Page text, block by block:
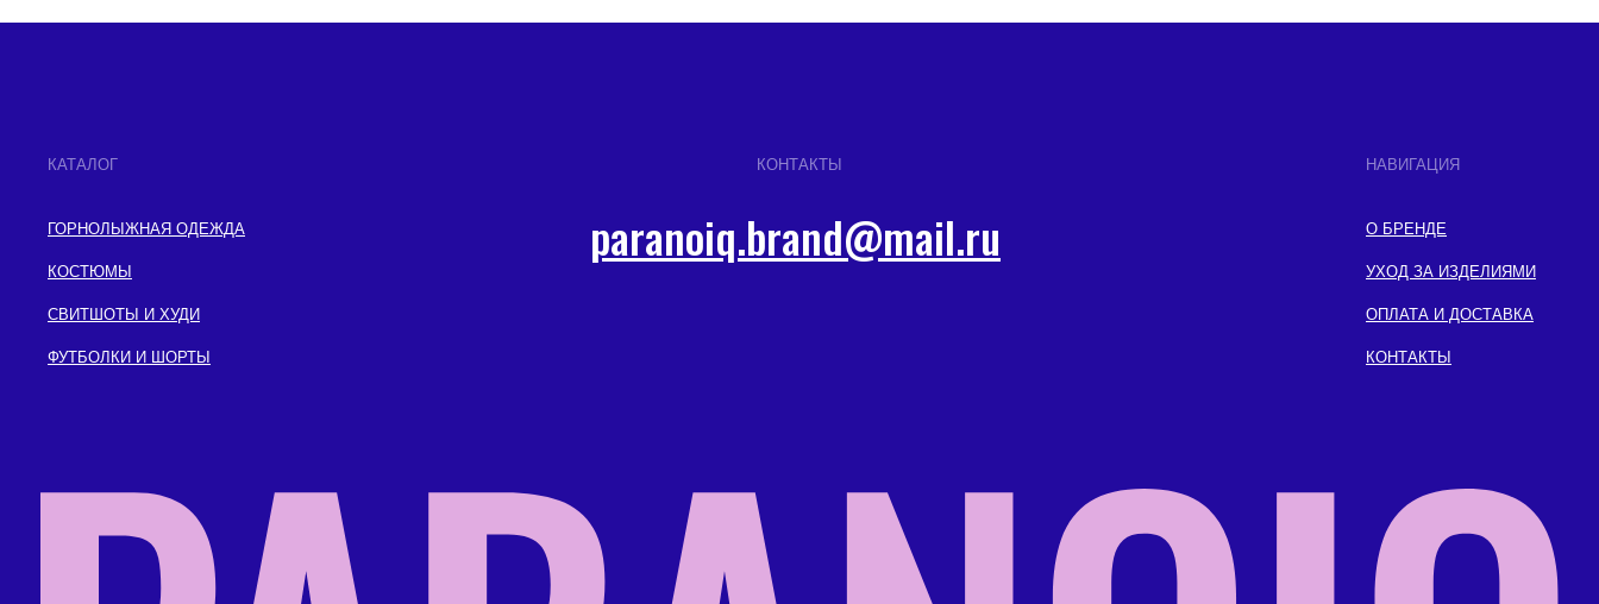
КАТАЛОГ
ГОРНОЛЫЖНАЯ ОДЕЖДА
КОСТЮМЫ
СВИТШОТЫ И ХУДИ
ФУТБОЛКИ И ШОРТЫ
О БРЕНДЕ
УХОД ЗА ИЗДЕЛИЯМИ
ОПЛАТА И ДОСТАВКА
КОНТАКТЫ
НАВИГАЦИЯ
paranoiq.brand@mail.ru
КОНТАКТЫ